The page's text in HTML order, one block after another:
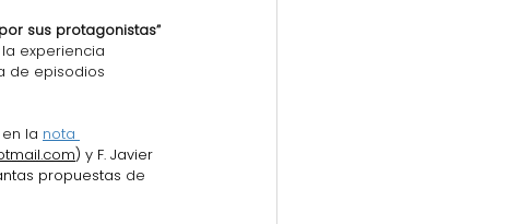
sus protagonistas”
experiencia
de episodios
la nota
) y F. Javier
propuestas de